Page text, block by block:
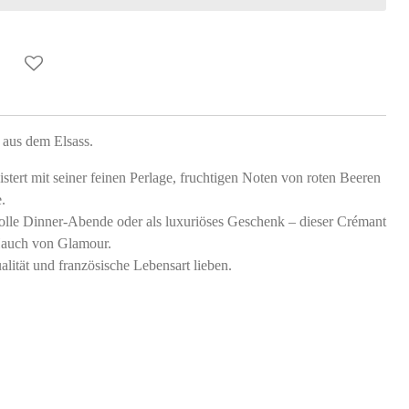
dem Elsass.
mit seiner feinen Perlage, fruchtigen Noten von roten Beeren
Dinner-Abende oder als luxuriöses Geschenk – dieser Crémant
von Glamour.
und französische Lebensart lieben.